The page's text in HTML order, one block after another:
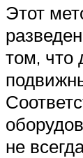
Этот
том, что
не